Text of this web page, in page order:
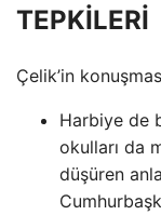
TEPKİLERİ
Çelik’in
Harbiye de
okulları da
düşüren